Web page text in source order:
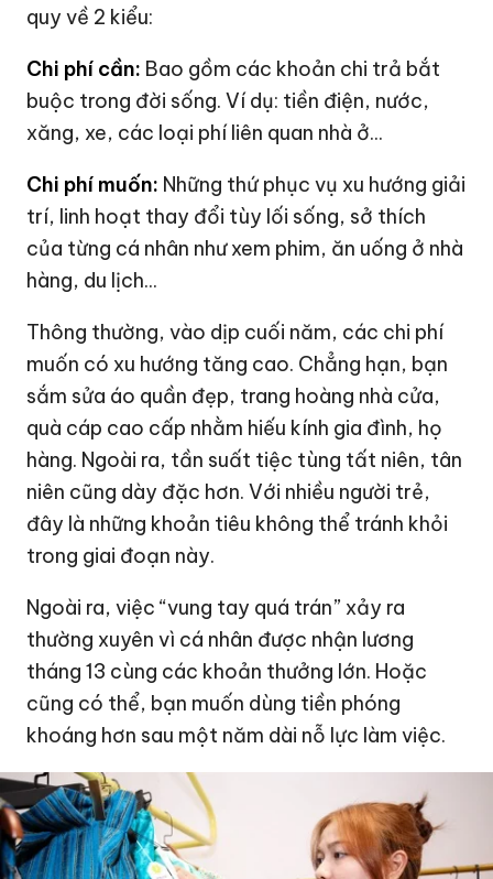
quy về 2 kiểu:
Chi phí cần: Bao gồm các khoản chi trả bắt
buộc trong đời sống. Ví dụ: tiền điện, nước,
xăng, xe, các loại phí liên quan nhà ở...
Chi phí muốn: Những thứ phục vụ xu hướng giải
trí, linh hoạt thay đổi tùy lối sống, sở thích
của từng cá nhân như xem phim, ăn uống ở nhà
hàng, du lịch...
Thông thường, vào dịp cuối năm, các chi phí
muốn có xu hướng tăng cao. Chẳng hạn, bạn
sắm sửa áo quần đẹp, trang hoàng nhà cửa,
quà cáp cao cấp nhằm hiếu kính gia đình, họ
hàng. Ngoài ra, tần suất tiệc tùng tất niên, tân
niên cũng dày đặc hơn. Với nhiều người trẻ,
đây là những khoản tiêu không thể tránh khỏi
trong giai đoạn này.
Ngoài ra, việc “vung tay quá trán” xảy ra
thường xuyên vì cá nhân được nhận lương
tháng 13 cùng các khoản thưởng lớn. Hoặc
cũng có thể, bạn muốn dùng tiền phóng
khoáng hơn sau một năm dài nỗ lực làm việc.